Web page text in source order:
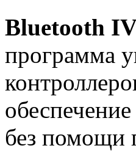
Bluetooth
программа
без помощи